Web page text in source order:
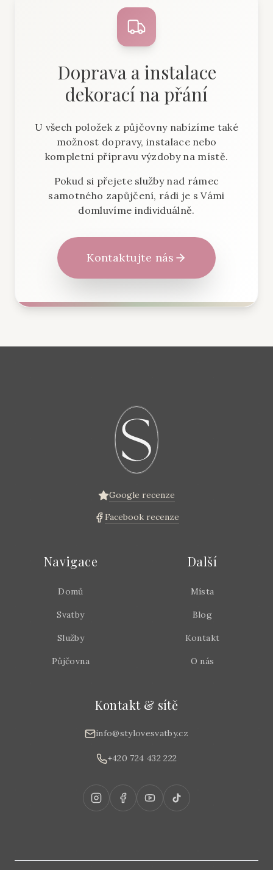
Doprava a instalace
dekorací na přání
U všech položek z půjčovny nabízíme také
možnost dopravy, instalace nebo
kompletní přípravu výzdoby na místě.
Pokud si přejete služby nad rámec
samotného zapůjčení, rádi je s Vámi
domluvíme individuálně.
Kontaktujte nás
Google recenze
Facebook recenze
Navigace
Domů
Svatby
Služby
Půjčovna
Další
Místa
Blog
Kontakt
O nás
Kontakt & sítě
info@stylovesvatby.cz
+420 724 432 222